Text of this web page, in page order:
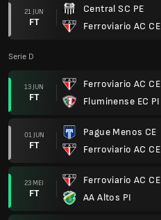
21 JUN
FT
Central SC PE
Ferroviario AC CE
Serie D
13 JUN
FT
Ferroviario AC CE
Fluminense EC PI
01 JUN
FT
Pague Menos CE
Ferroviario AC CE
23 MEI
FT
Ferroviario AC CE
AA Altos PI